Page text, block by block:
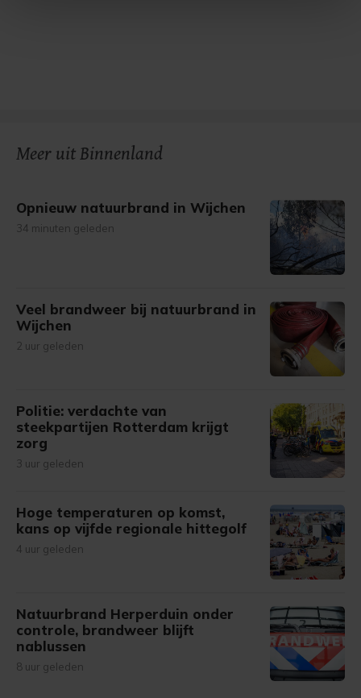
Meer uit Binnenland
Opnieuw natuurbrand in Wijchen
34 minuten geleden
Veel brandweer bij natuurbrand in
Wijchen
2 uur geleden
Politie: verdachte van
steekpartijen Rotterdam krijgt
zorg
3 uur geleden
Hoge temperaturen op komst,
kans op vijfde regionale hittegolf
4 uur geleden
Natuurbrand Herperduin onder
controle, brandweer blijft
nablussen
8 uur geleden